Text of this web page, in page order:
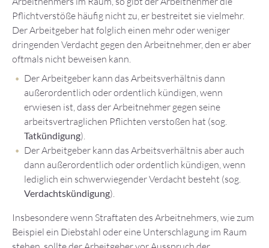
Pflichtverstöße häufig nicht zu, er bestreitet sie vielmehr.
Der Arbeitgeber hat folglich einen mehr oder weniger
dringenden Verdacht gegen den Arbeitnehmer, den er aber
oftmals nicht beweisen kann.
Der Arbeitgeber kann das Arbeitsverhältnis dann
außerordentlich oder ordentlich kündigen, wenn
erwiesen ist, dass der Arbeitnehmer gegen seine
arbeitsvertraglichen Pflichten verstoßen hat (sog.
Tatkündigung).
Der Arbeitgeber kann das Arbeitsverhältnis aber auch
dann außerordentlich oder ordentlich kündigen, wenn
lediglich ein schwerwiegender Verdacht besteht (sog.
Verdachtskündigung).
Insbesondere wenn Straftaten des Arbeitnehmers, wie zum
Beispiel ein Diebstahl oder eine Unterschlagung im Raum